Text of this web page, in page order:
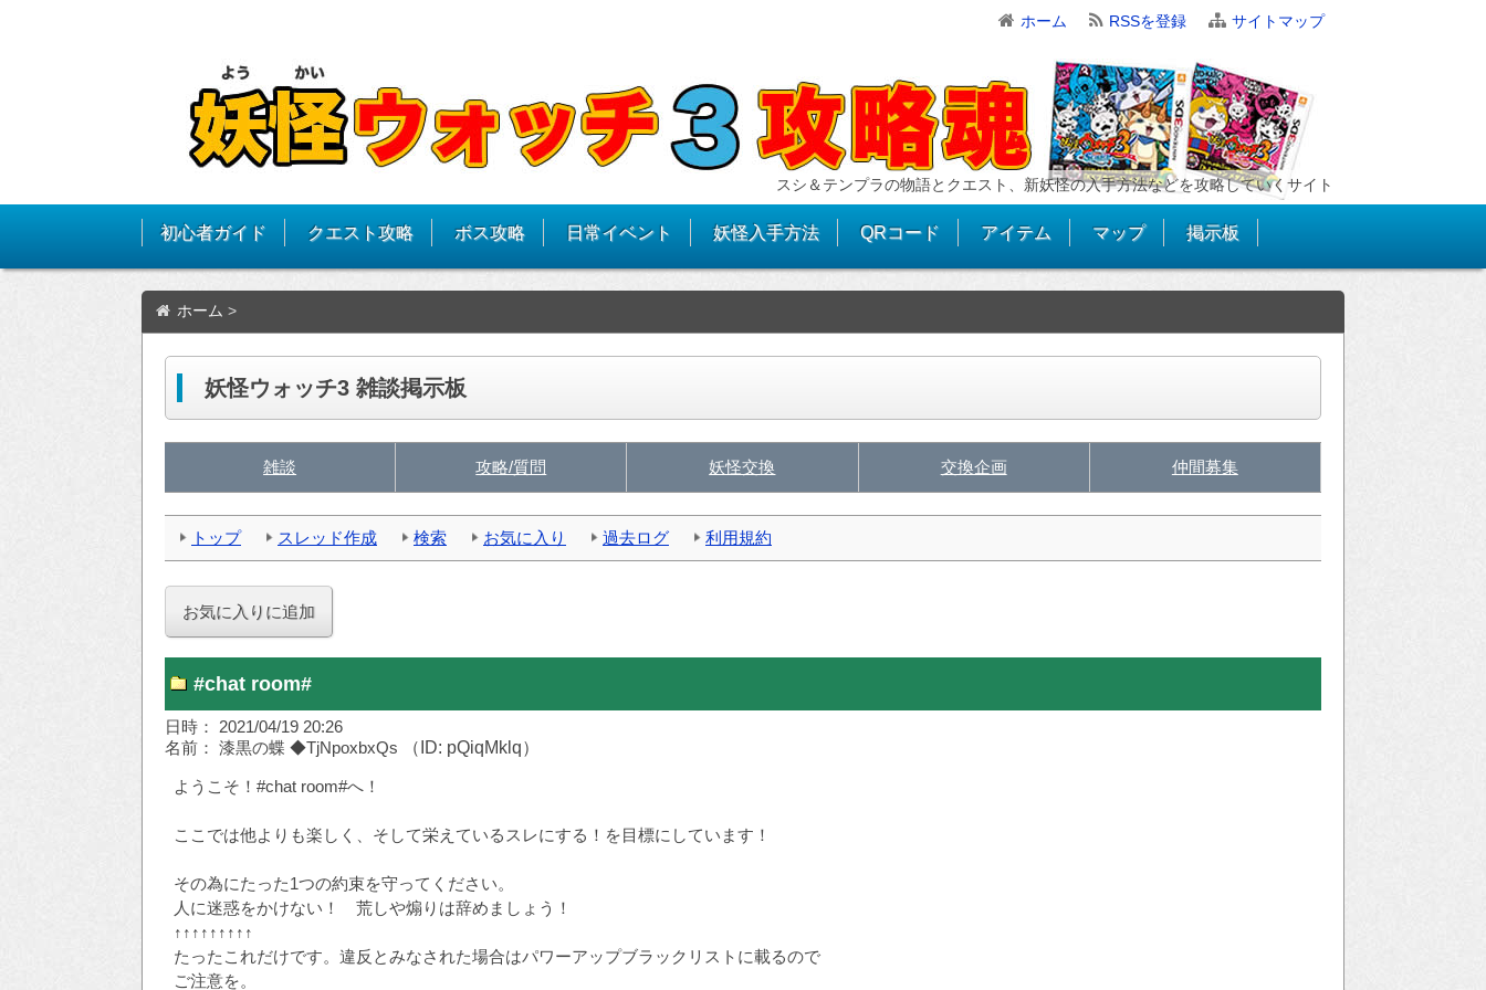
ホーム RSSを登録 サイトマップ
スシ＆テンプラの物語とクエスト、新妖怪の入手方法などを攻略していくサイト
初心者ガイド クエスト攻略 ボス攻略 日常イベント 妖怪入手方法 QRコード アイテム マップ 掲示板
ホーム >
妖怪ウォッチ3 雑談掲示板
雑談 攻略/質問 妖怪交換 交換企画 仲間募集
トップ スレッド作成 検索 お気に入り 過去ログ 利用規約
#chat room#
日時： 2021/04/19 20:26
名前： 漆黒の蝶 ◆TjNpoxbxQs
（ID: pQiqMklq）
ようこそ！#chat room#へ！
ここでは他よりも楽しく、そして栄えているスレにする！を目標にしています！
その為にたった1つの約束を守ってください。
人に迷惑をかけない！ 荒しや煽りは辞めましょう！
↑↑↑↑↑↑↑↑↑
たったこれだけです。違反とみなされた場合はパワーアップブラックリストに載るので
ご注意を。